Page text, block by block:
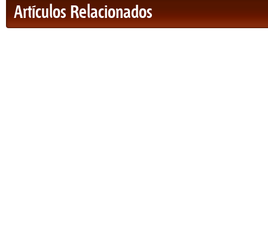
Artículos Relacionados